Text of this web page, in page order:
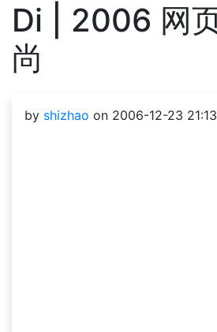
Di | 2006 网
尚
by shizhao on 2006-12-23